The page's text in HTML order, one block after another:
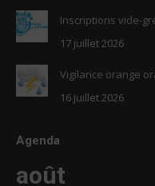
Inscriptions vide-
17 juillet 2026
Vigilance orange
16 juillet 2026
Agenda
août